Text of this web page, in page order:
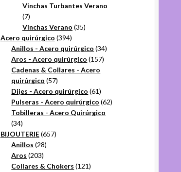
productos
Vinchas Turbantes Verano
77
productos
Vinchas Verano 3535
Acero quirúrgico 394394
productos
Anillos - Acero quirúrgico 3434
Aros - Acero quirúrgico 157157
Cadenas & Collares - Acero
quirúrgico 5757
productos
Dijes - Acero quirúrgico 6161
productos
Pulseras - Acero quirúrgico 6262
Tobilleras - Acero Quirúrgico
3434
productos
BIJOUTERIE 657657
Anillos 2828
Aros 203203
productos
Collares & Chokers 121121